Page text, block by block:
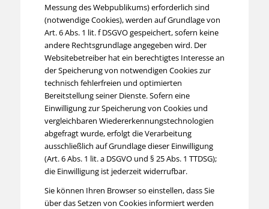
Messung des Webpublikums) erforderlich sind
(notwendige Cookies), werden auf Grundlage von
Art. 6 Abs. 1 lit. f DSGVO gespeichert, sofern keine
andere Rechtsgrundlage angegeben wird. Der
Websitebetreiber hat ein berechtigtes Interesse an
der Speicherung von notwendigen Cookies zur
technisch fehlerfreien und optimierten
Bereitstellung seiner Dienste. Sofern eine
Einwilligung zur Speicherung von Cookies und
vergleichbaren Wiedererkennungstechnologien
abgefragt wurde, erfolgt die Verarbeitung
ausschließlich auf Grundlage dieser Einwilligung
(Art. 6 Abs. 1 lit. a DSGVO und § 25 Abs. 1 TTDSG);
die Einwilligung ist jederzeit widerrufbar.
Sie können Ihren Browser so einstellen, dass Sie
über das Setzen von Cookies informiert werden